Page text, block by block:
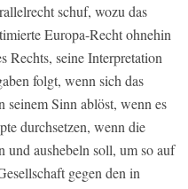
schuf, wozu das
Europa-Recht ohnehin
Rechts, seine Interpretation
folgt, wenn sich das
seinem Sinn ablöst, wenn es
durchsetzen, wenn die
und aushebeln soll, um so auf
gegen den in